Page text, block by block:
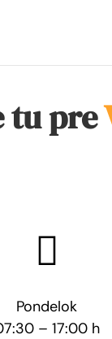
tu pre

Pondelok
– 17:00 h